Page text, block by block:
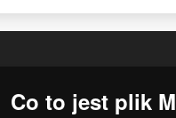
Co to jest plik